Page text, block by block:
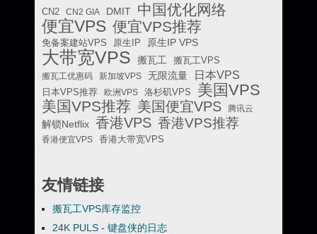
CN2 CN2 GIA DMIT 中国优化网络
便宜VPS 便宜VPS推荐
免备案建站VPS 原生IP 原生IP VPS
大带宽VPS 搬瓦工
搬瓦工VPS
搬瓦工优惠码
新加坡VPS 无限流量 日本VPS
日本VPS推荐 欧洲VPS 洛杉矶VPS 美国VPS
美国VPS推荐 美国便宜VPS 腾讯云
解锁Netflix 香港VPS 香港VPS推荐
香港便宜VPS 香港大带宽VPS
友情链接
搬瓦工VPS库存监控
24K PULS - 键盘侠的日志